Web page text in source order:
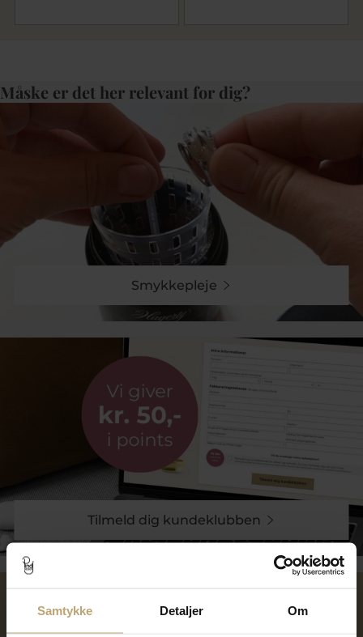
Samtykke Detaljer Om
Måske er det her relevant for dig?
Smykkepleje
Tilmeld dig kundeklubben
Over 40 års erfaring Mulighed for gravering